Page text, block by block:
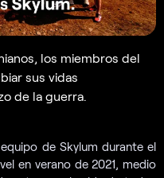
los miembros del
sus vidas
de la guerra.
de Skylum durante el
en verano de 2021, medio